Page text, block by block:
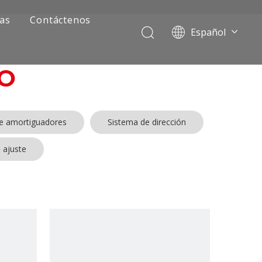
Contáctenos
Español
Pусский
English
amortiguadores Sistema de dirección
ajuste